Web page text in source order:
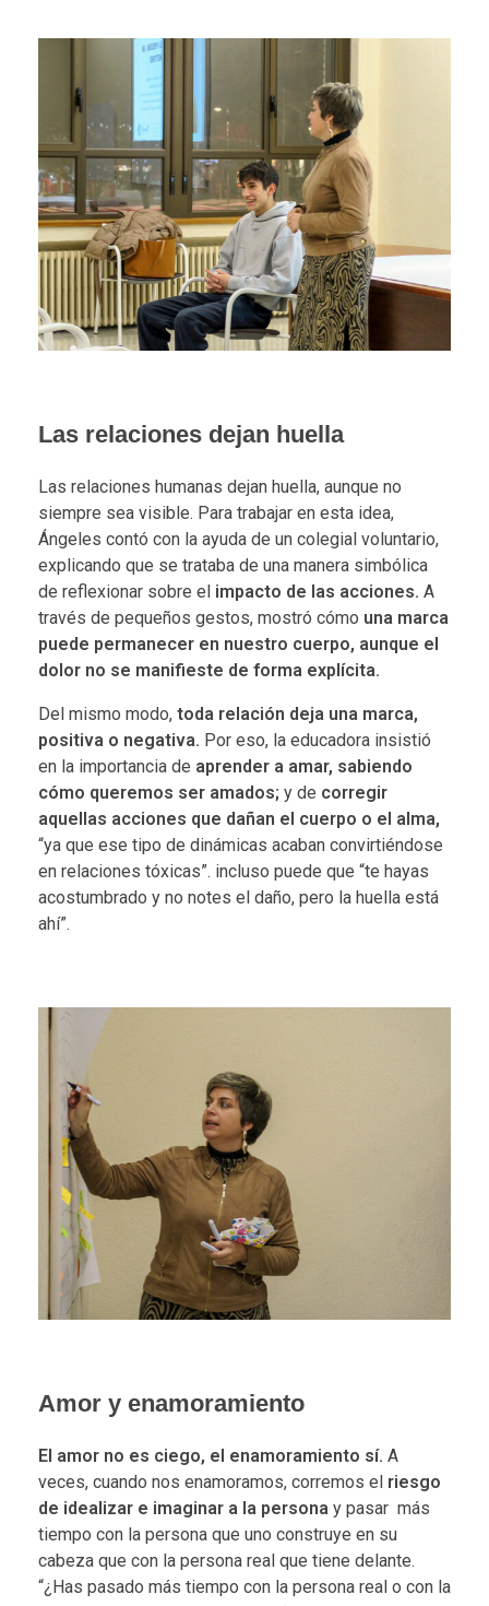
Las relaciones dejan huella
Las relaciones humanas dejan huella, aunque no
siempre sea visible. Para trabajar en esta idea,
Ángeles contó con la ayuda de un colegial voluntario,
explicando que se trataba de una manera simbólica
de reflexionar sobre el impacto de las acciones. A
través de pequeños gestos, mostró cómo una marca
puede permanecer en nuestro cuerpo, aunque el
dolor no se manifieste de forma explícita.
Del mismo modo, toda relación deja una marca,
positiva o negativa. Por eso, la educadora insistió
en la importancia de aprender a amar, sabiendo
cómo queremos ser amados; y de corregir
aquellas acciones que dañan el cuerpo o el alma,
“ya que ese tipo de dinámicas acaban convirtiéndose
en relaciones tóxicas”. incluso puede que “te hayas
acostumbrado y no notes el daño, pero la huella está
ahí”.
Amor y enamoramiento
El amor no es ciego, el enamoramiento sí. A
veces, cuando nos enamoramos, corremos el riesgo
de idealizar e imaginar a la persona y pasar más
tiempo con la persona que uno construye en su
cabeza que con la persona real que tiene delante.
“¿Has pasado más tiempo con la persona real o con la